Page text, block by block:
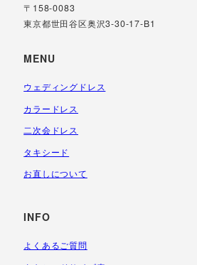
〒158-0083
東京都世田谷区奥沢3-30-17-B1
MENU
ウェディングドレス
カラードレス
二次会ドレス
タキシード
お直しについて
INFO
よくあるご質問